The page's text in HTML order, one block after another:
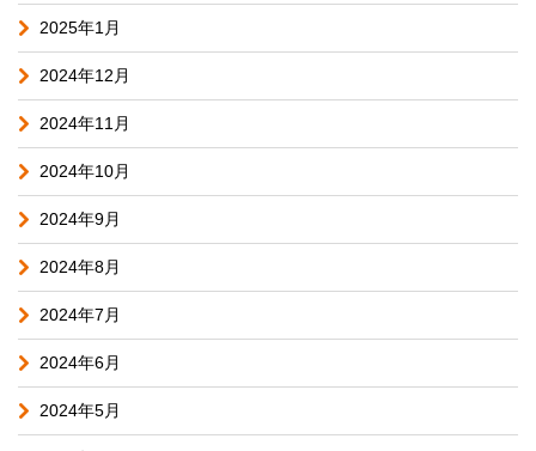
2025年1月
2024年12月
2024年11月
2024年10月
2024年9月
2024年8月
2024年7月
2024年6月
2024年5月